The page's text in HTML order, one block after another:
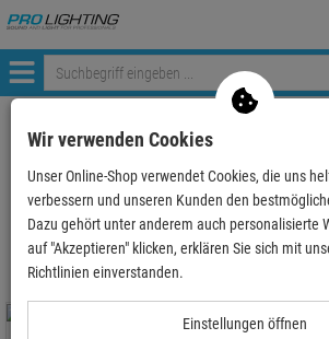
Menü
ProLighting Zubehör Stromverteiler &
Schaltpanels
- 25 %
Wir verwenden Cookies
Unser Online-Shop verwendet Cookies, die uns
verbessern und unseren Kunden den
Dazu gehört unter anderem auch personalisierte
auf "Akzeptieren" klicken, erklären Sie sich mit
Richtlinien einverstanden.
Einstellungen öffnen